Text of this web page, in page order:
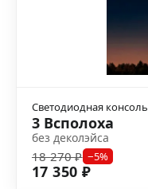
Светодиодная консоль
3 Всполоха
без деколэйса
18 270 ₽ −5%
17 350 ₽